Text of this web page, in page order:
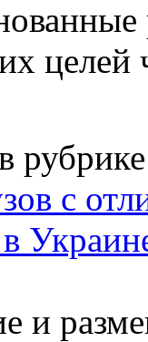
с
и